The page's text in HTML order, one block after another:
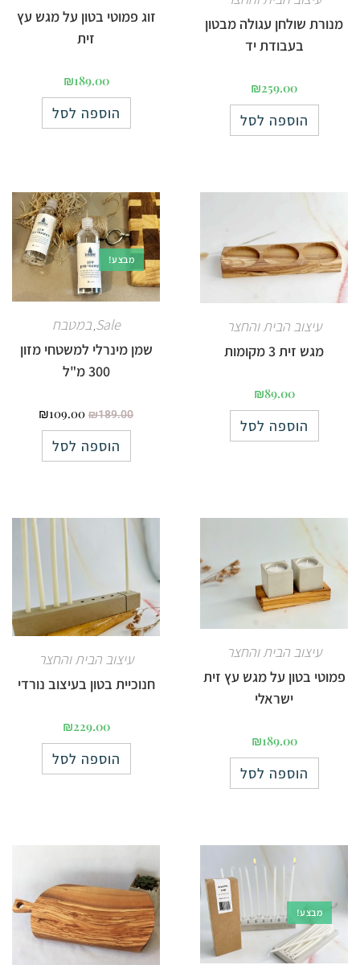
מנורת שולחן עגולה מבטון
בעבודת יד
₪259.00
הוספה לסל
זוג פמוטי בטון על מגש עץ
זית
₪189.00
הוספה לסל
עיצוב הבית והחצר
מגש זית 3 מקומות
₪89.00
הוספה לסל
מבצע!
Sale
,במטבח
שמן מינרלי למשטחי מזון
300 מ"ל
₪189.00
₪109.00
הוספה לסל
עיצוב הבית והחצר
פמוטי בטון על מגש עץ זית
ישראלי
₪189.00
הוספה לסל
עיצוב הבית והחצר
חנוכיית בטון בעיצוב נורדי
₪229.00
הוספה לסל
מבצע!